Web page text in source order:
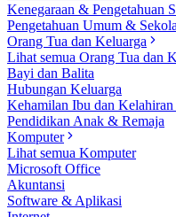
Kenegaraan & Pengetahuan
Pengetahuan Umum &
Orang Tua dan Keluarga
Lihat semua Orang Tua dan
Bayi dan Balita
Hubungan Keluarga
Kehamilan Ibu dan
Pendidikan Anak & Remaja
Komputer
Lihat semua Komputer
Microsoft Office
Akuntansi
Software & Aplikasi